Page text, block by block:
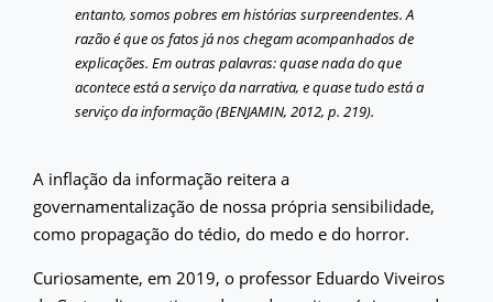
entanto, somos pobres em histórias surpreendentes. A
razão é que os fatos já nos chegam acompanhados de
explicações. Em outras palavras: quase nada do que
acontece está a serviço da narrativa, e quase tudo está a
serviço da informação (BENJAMIN, 2012, p. 219).
A inflação da informação reitera a
governamentalização de nossa própria sensibilidade,
como propagação do tédio, do medo e do horror.
Curiosamente, em 2019, o professor Eduardo Viveiros